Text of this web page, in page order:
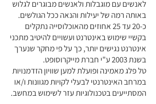
לאנשים עם מוגבלות ולאנשים מבוגרים לגלוש
באותה רמה של יעילות והנאה ככל הגולשים.
כ-20 עד 25 אחוזים מהאוכלוסייה נתקלים
בקשיי שימוש באינטרנט ועשויים להיטיב מתכני
אינטרנט נגישים יותר, כך על פי מחקר שנערך
בשנת 2003 ע"י חברת מייקרוסופט.
טל פלג מאמינה ופועלת למען שוויון הזדמנויות
במרחב האינטרנטי לבעלי לקויות מגוונות ו/או
המסתייעים בטכנולוגיות עזר לשימוש במחשב.